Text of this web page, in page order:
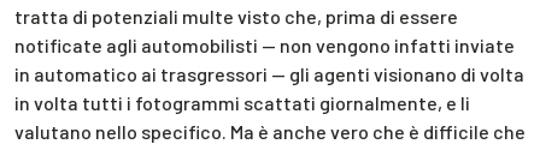
tratta di potenziali multe visto che, prima di essere
notificate agli automobilisti — non vengono infatti inviate
in automatico ai trasgressori — gli agenti visionano di volta
in volta tutti i fotogrammi scattati giornalmente, e li
valutano nello specifico. Ma è anche vero che è difficile che